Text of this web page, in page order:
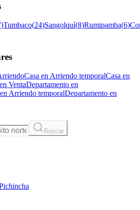
)Tumbaco(24)Sangolquí(8)Rumipamba(6)
Casa en Arriendo temporalCasa en
VentaDepartamento en
Arriendo temporalDepartamento en
Buscar